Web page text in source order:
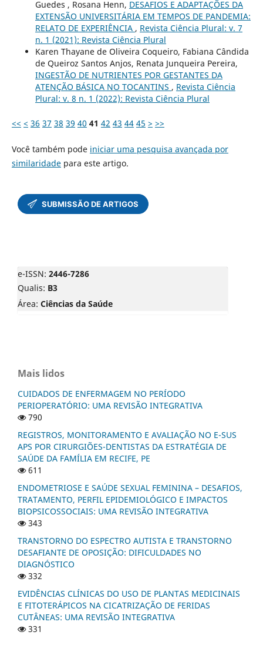
Guedes , Rosana Henn, DESAFIOS E ADAPTAÇÕES DA
EXTENSÃO UNIVERSITÁRIA EM TEMPOS DE PANDEMIA:
RELATO DE EXPERIÊNCIA , Revista Ciência Plural: v. 7
n. 1 (2021): Revista Ciência Plural
Karen Thayane de Oliveira Coqueiro, Fabiana Cândida
de Queiroz Santos Anjos, Renata Junqueira Pereira,
INGESTÃO DE NUTRIENTES POR GESTANTES DA
ATENÇÃO BÁSICA NO TOCANTINS , Revista Ciência
Plural: v. 8 n. 1 (2022): Revista Ciência Plural
<< < 36 37 38 39 40 41 42 43 44 45 > >>
Você também pode iniciar uma pesquisa avançada por
similaridadepara este artigo.
e-ISSN: 2446-7286
Qualis: B3
Área: Ciências da Saúde
Mais lidos
CUIDADOS DE ENFERMAGEM NO PERÍODO
PERIOPERATÓRIO: UMA REVISÃO INTEGRATIVA
790
REGISTROS, MONITORAMENTO E AVALIAÇÃO NO E-SUS
APS POR CIRURGIÕES-DENTISTAS DA ESTRATÉGIA DE
SAÚDE DA FAMÍLIA EM RECIFE, PE
611
ENDOMETRIOSE E SAÚDE SEXUAL FEMININA – DESAFIOS,
TRATAMENTO, PERFIL EPIDEMIOLÓGICO E IMPACTOS
BIOPSICOSSOCIAIS: UMA REVISÃO INTEGRATIVA
343
TRANSTORNO DO ESPECTRO AUTISTA E TRANSTORNO
DESAFIANTE DE OPOSIÇÃO: DIFICULDADES NO
DIAGNÓSTICO
332
EVIDÊNCIAS CLÍNICAS DO USO DE PLANTAS MEDICINAIS
E FITOTERÁPICOS NA CICATRIZAÇÃO DE FERIDAS
CUTÂNEAS: UMA REVISÃO INTEGRATIVA
331